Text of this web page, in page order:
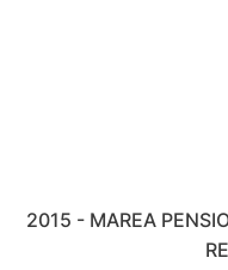
2015 - MAREA